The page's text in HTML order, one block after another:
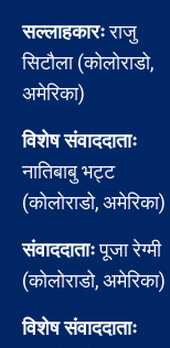
सल्लाहकारःराजु
सिटौला (कोलोराडो,
अमेरिका)
विशेष संवाददाताः
नातिबाबु भट्ट
(कोलोराडो, अमेरिका)
संवाददाताःपूजा रेग्मी
(कोलोराडो, अमेरिका)
विशेष संवाददाताः